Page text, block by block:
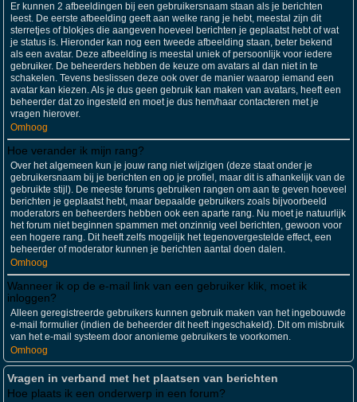
Er kunnen 2 afbeeldingen bij een gebruikersnaam staan als je berichten
leest. De eerste afbeelding geeft aan welke rang je hebt, meestal zijn dit
sterretjes of blokjes die aangeven hoeveel berichten je geplaatst hebt of wat
je status is. Hieronder kan nog een tweede afbeelding staan, beter bekend
als een avatar. Deze afbeelding is meestal uniek of persoonlijk voor iedere
gebruiker. De beheerders hebben de keuze om avatars al dan niet in te
schakelen. Tevens beslissen deze ook over de manier waarop iemand een
avatar kan kiezen. Als je dus geen gebruik kan maken van avatars, heeft een
beheerder dat zo ingesteld en moet je dus hem/haar contacteren met je
vragen hierover.
Omhoog
Hoe verander ik mijn rang?
Over het algemeen kun je jouw rang niet wijzigen (deze staat onder je
gebruikersnaam bij je berichten en op je profiel, maar dit is afhankelijk van de
gebruikte stijl). De meeste forums gebruiken rangen om aan te geven hoeveel
berichten je geplaatst hebt, maar bepaalde gebruikers zoals bijvoorbeeld
moderators en beheerders hebben ook een aparte rang. Nu moet je natuurlijk
het forum niet beginnen spammen met onzinnig veel berichten, gewoon voor
een hogere rang. Dit heeft zelfs mogelijk het tegenovergestelde effect, een
beheerder of moderator kunnen je berichten aantal doen dalen.
Omhoog
Wanneer ik op de e-mail link van een gebruiker klik, moet ik
inloggen?
Alleen geregistreerde gebruikers kunnen gebruik maken van het ingebouwde
e-mail formulier (indien de beheerder dit heeft ingeschakeld). Dit om misbruik
van het e-mail systeem door anonieme gebruikers te voorkomen.
Omhoog
Vragen in verband met het plaatsen van berichten
Hoe plaats ik een onderwerp in een forum?